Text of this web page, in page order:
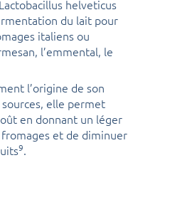
helveticus
du lait pour
italiens ou
l’emmental, le
l’origine de son
elle permet
en donnant un léger
et de diminuer
9.